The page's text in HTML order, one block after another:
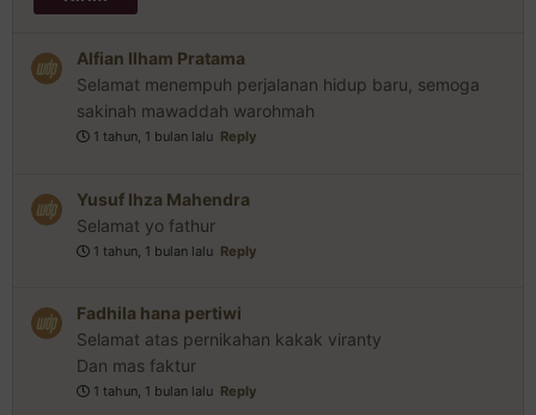
Alfian Ilham Pratama
Selamat menempuh perjalanan hidup baru, semoga
sakinah mawaddah warohmah
1 tahun, 1 bulan lalu Reply
Yusuf Ihza Mahendra
Selamat yo fathur
1 tahun, 1 bulan lalu Reply
Fadhila hana pertiwi
Selamat atas pernikahan kakak viranty
Dan mas faktur
1 tahun, 1 bulan lalu Reply